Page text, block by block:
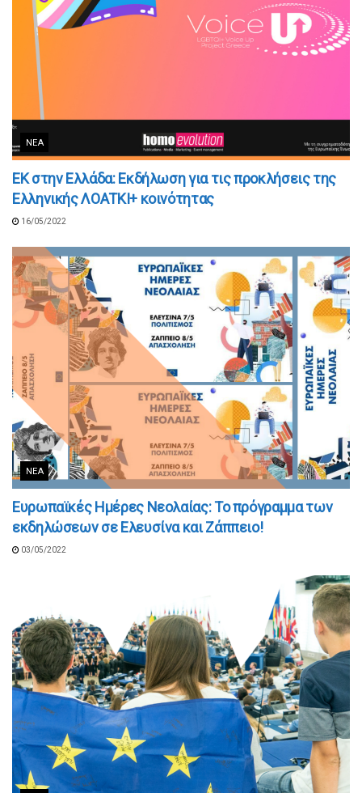
ΝΈΑ
EK στην Ελλάδα: Εκδήλωση για τις προκλήσεις της
Ελληνικής ΛΟΑΤΚΙ+ κοινότητας
16/05/2022
ΝΈΑ
Ευρωπαϊκές Ημέρες Νεολαίας: Το πρόγραμμα των
εκδηλώσεων σε Ελευσίνα και Ζάππειο!
03/05/2022